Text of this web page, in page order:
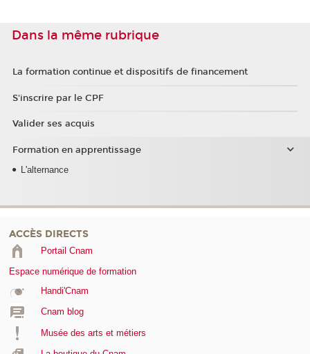
Dans la même rubrique
La formation continue et dispositifs de financement
S'inscrire par le CPF
Valider ses acquis
Formation en apprentissage
L'alternance
ACCÈS DIRECTS
Portail Cnam
Espace numérique de formation
Handi'Cnam
Cnam blog
Musée des arts et métiers